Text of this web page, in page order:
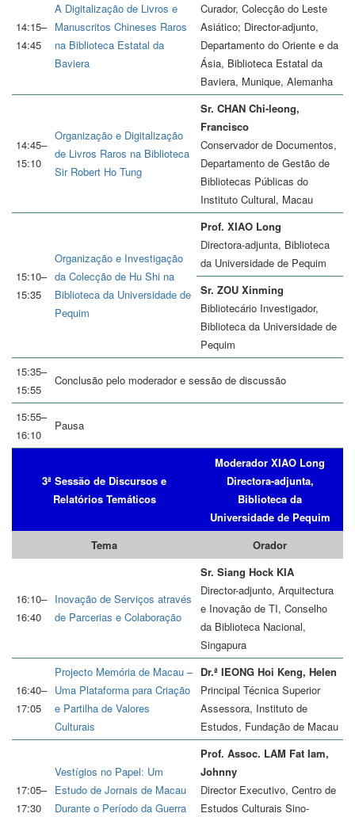
14:15–
14:45
A Digitalização de Livros e
Manuscritos Chineses Raros
na Biblioteca Estatal da
Baviera
Curador, Colecção do Leste
Asiático; Director-adjunto,
Departamento do Oriente e da
Ásia, Biblioteca Estatal da
Baviera, Munique, Alemanha
14:45–
15:10
Organização e Digitalização
de Livros Raros na Biblioteca
Sir Robert Ho Tung
Sr. CHAN Chi-leong,
Francisco
Conservador de Documentos,
Departamento de Gestão de
Bibliotecas Públicas do
Instituto Cultural, Macau
15:10–
15:35
Organização e Investigação
da Colecção de Hu Shi na
Biblioteca da Universidade de
Pequim
Prof. XIAO Long
Directora-adjunta, Biblioteca
da Universidade de Pequim
Sr. ZOU Xinming
Bibliotecário Investigador,
Biblioteca da Universidade de
Pequim
15:35–
15:55
Conclusão pelo moderador e sessão de discussão
15:55–
16:10
Pausa
3ª Sessão de Discursos e
Relatórios Temáticos
Moderador XIAO Long
Directora-adjunta,
Biblioteca da
Universidade de Pequim
Tema
Orador
16:10–
16:40
Inovação de Serviços através
de Parcerias e Colaboração
Sr. Siang Hock KIA
Director-adjunto, Arquitectura
e Inovação de TI, Conselho
da Biblioteca Nacional,
Singapura
16:40–
17:05
Projecto Memória de Macau –
Uma Plataforma para Criação
e Partilha de Valores
Culturais
Dr.ª IEONG Hoi Keng, Helen
Principal Técnica Superior
Assessora, Instituto de
Estudos, Fundação de Macau
17:05–
17:30
Vestígios no Papel: Um
Estudo de Jornais de Macau
Durante o Período da Guerra
Prof. Assoc. LAM Fat Iam,
Johnny
Director Executivo, Centro de
Estudos Culturais Sino-